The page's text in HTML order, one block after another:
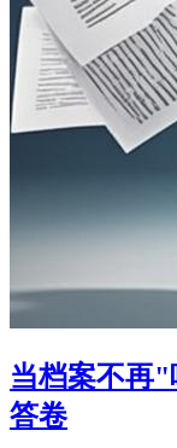
当档案不再
答卷